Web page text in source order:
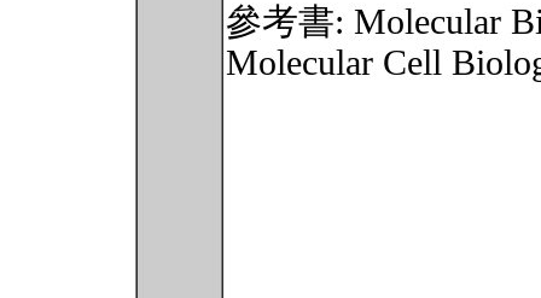
參考書: Molecular
Molecular Cell